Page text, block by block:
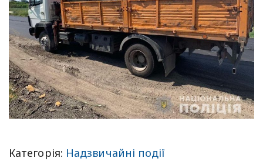
Категорія: Надзвичайні події